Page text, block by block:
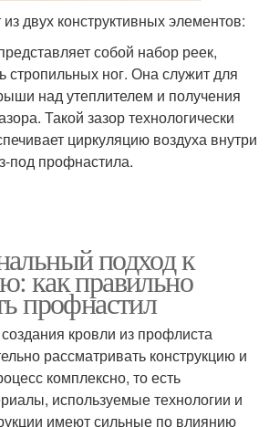
двух конструктивных элементов:
собой набор реек,
стропильных ног. Она служит для
над утеплителем и получения
Такой зазор технологически
циркуляцию воздуха внутри
под профнастила.
подход к
как правильно
профнастил
кровли из профлиста
рассматривать конструкцию и
комплексно, то есть
используемые технологии и
имеют сильные по влиянию